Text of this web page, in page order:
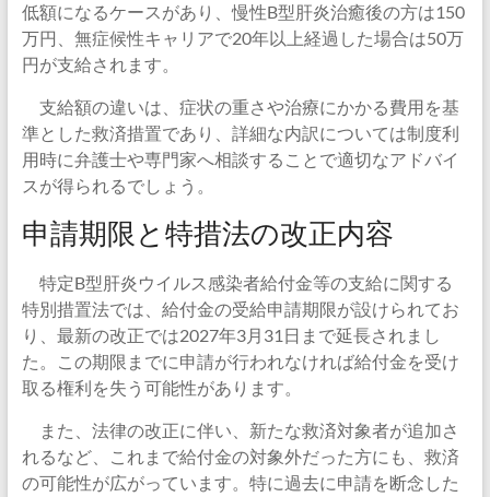
低額になるケースがあり、慢性B型肝炎治癒後の方は150
万円、無症候性キャリアで20年以上経過した場合は50万
円が支給されます。
支給額の違いは、症状の重さや治療にかかる費用を基
準とした救済措置であり、詳細な内訳については制度利
用時に弁護士や専門家へ相談することで適切なアドバイ
スが得られるでしょう。
申請期限と特措法の改正内容
特定B型肝炎ウイルス感染者給付金等の支給に関する
特別措置法では、給付金の受給申請期限が設けられてお
り、最新の改正では2027年3月31日まで延長されまし
た。この期限までに申請が行われなければ給付金を受け
取る権利を失う可能性があります。
また、法律の改正に伴い、新たな救済対象者が追加さ
れるなど、これまで給付金の対象外だった方にも、救済
の可能性が広がっています。特に過去に申請を断念した